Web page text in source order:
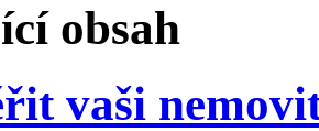
obsah
vaši